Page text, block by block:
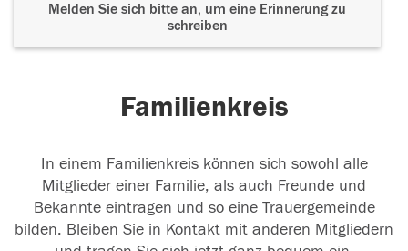
Melden Sie sich bitte an, um eine Erinnerung zu
schreiben
Familienkreis
In einem Familienkreis können sich sowohl alle
Mitglieder einer Familie, als auch Freunde und
Bekannte eintragen und so eine Trauergemeinde
bilden. Bleiben Sie in Kontakt mit anderen Mitgliedern